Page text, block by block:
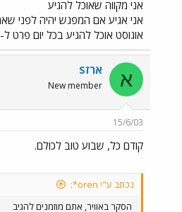
אני מקווה שאוכל להגיע
אוגוסט אוכל להגיע בכל יום פרט ל-3/7.
א ארזS
New member
15/6/03
קודם כל, שבוע טוב לכולם.
נכתב ע"י oren*:
הסקר באוויר, אתם מוזמנים להגיב